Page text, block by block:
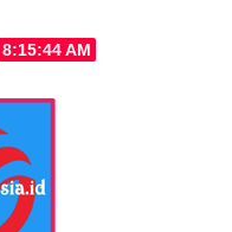
8:15:45 AM